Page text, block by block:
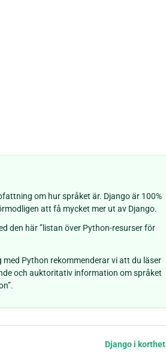
om hur språket är. Django är 100%
att få mycket mer ut av Django.
den här ”listan över Python-resurser för
Python rekommenderar vi att du läser
och auktoritativ information om språket
Django i korthet